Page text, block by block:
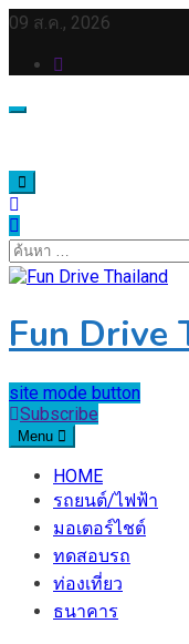
Skip
content
09 ส.ค., 2026
ค้นหา
สำหรับ:
Fun Drive
site mode button
Subscribe
Menu
HOME
รถยนต์/ไฟฟ้า
มอเตอร์ไชต์
ทดสอบรถ
ท่องเที่ยว
ธนาคาร